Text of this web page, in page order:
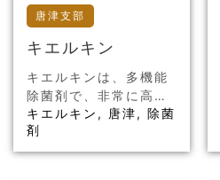
唐津支部
キエルキン
キエルキンは、多機能
除菌剤で、非常に高い
効果が証明されていま
す。この製品はさまざ
まな環境で活用でき、
キエルキン , 唐津, 除菌
剤